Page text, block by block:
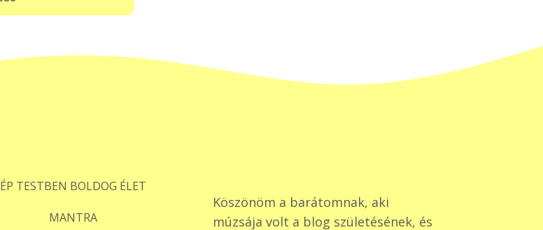
ÉP TESTBEN BOLDOG ÉLET
MANTRA
Köszönöm a barátomnak, aki
múzsája volt a blog születésének, és